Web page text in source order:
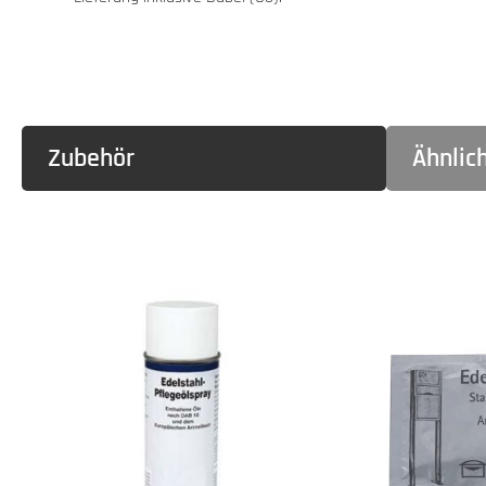
Zubehör